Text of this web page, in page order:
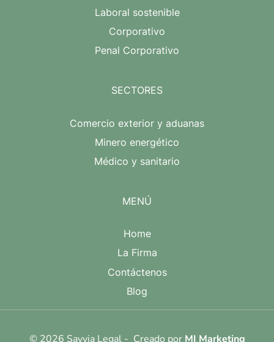
Laboral sostenible
Corporativo
Penal Corporativo
SECTORES
Comercio exterior y aduanas
Minero energético
Médico y sanitario
MENÚ
Home
La Firma
Contáctenos
Blog
© 2026 Savvia Legal - Creado por MI Marketing